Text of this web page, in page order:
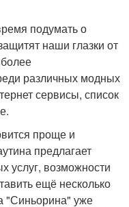
подумать о
наши глазки от
различных модных
сервисы, список
проще и
предлагает
услуг, возможности
ещё несколько
"Синьорина" уже